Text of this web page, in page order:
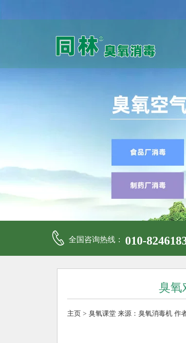
全国咨询热线： 010-
臭氧
主页 > 臭氧课堂 来源： 臭氧消毒机 作